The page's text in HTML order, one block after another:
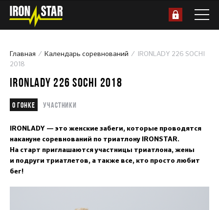
Главная Календарь соревнований
IRONLADY 226 SOCHI
2018
IRONLADY 226 SOCHI 2018
О гонке Участники
IRONLADY — это женские забеги, которые проводятся
накануне соревнований по триатлону IRONSTAR.
На старт приглашаются участницы триатлона, жены
и подруги триатлетов, а также все, кто просто любит
бег!